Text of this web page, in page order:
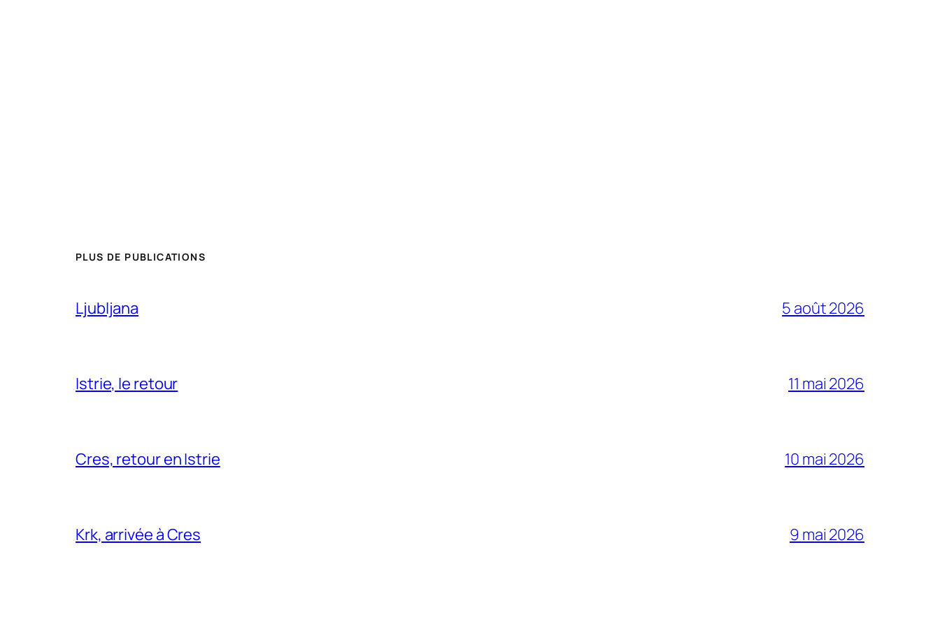
PLUS DE PUBLICATIONS
Ljubljana 5 août 2026
Istrie, le retour 11 mai 2026
Cres, retour en Istrie 10 mai 2026
Krk, arrivée à Cres 9 mai 2026